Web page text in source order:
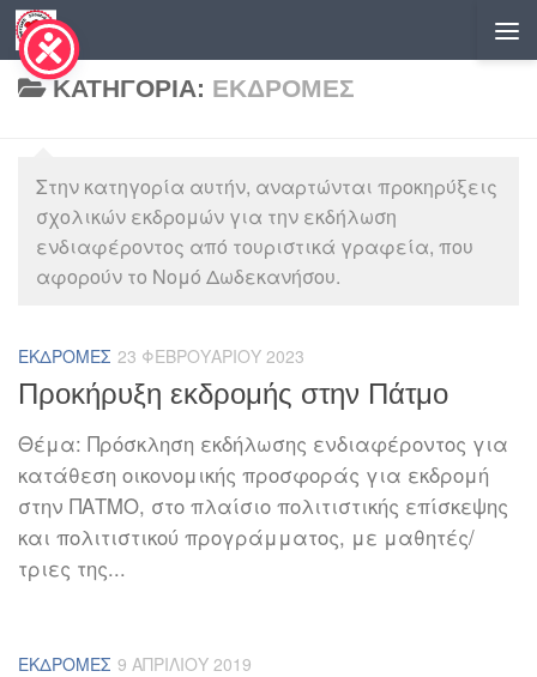
Skip to content
ΚΑΤΗΓΟΡΊΑ: ΕΚΔΡΟΜΈΣ
Στην κατηγορία αυτήν, αναρτώνται προκηρύξεις
σχολικών εκδρομών για την εκδήλωση
ενδιαφέροντος από τουριστικά γραφεία, που
αφορούν το Νομό Δωδεκανήσου.
ΕΚΔΡΟΜΈΣ 23 ΦΕΒΡΟΥΑΡΊΟΥ 2023
Προκήρυξη εκδρομής στην Πάτμο
Θέμα: Πρόσκληση εκδήλωσης ενδιαφέροντος για
κατάθεση οικονομικής προσφοράς για εκδρομή
στην ΠΑΤΜΟ, στο πλαίσιο πολιτιστικής επίσκεψης
και πολιτιστικού προγράμματος, με μαθητές/
τριες της...
ΕΚΔΡΟΜΈΣ 9 ΑΠΡΙΛΊΟΥ 2019